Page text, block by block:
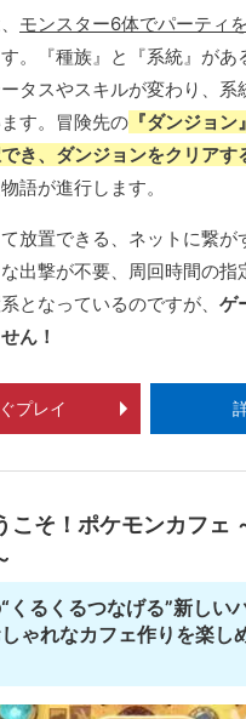
モンスター6体でパーティ
。『種族』と『系統』があ
タスやスキルが変わり、系
す。冒険先の 『ダンジョ
き、ダンジョンをクリアす
語が進行します。
放置できる、ネットに繋が
出撃が不要、周回時間の指
となっているのですが、 ゲ
ん！
プレイ
こそ！ポケモンカフェ
くるくるつなげる”新しい
ゃれなカフェ作りを楽し